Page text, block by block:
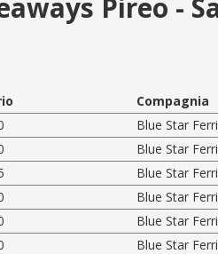
Pireo -
Compagnia
Blue Star
Blue Star
Blue Star
Blue Star
Blue Star
Blue Star